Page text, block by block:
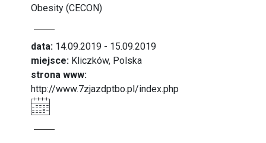
Obesity (CECON)
data: 14.09.2019 - 15.09.2019
miejsce: Kliczków, Polska
strona www:
http://www.7zjazdptbo.pl/index.php